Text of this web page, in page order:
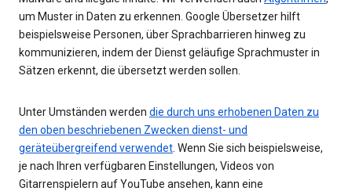
um Muster in Daten zu erkennen. Google Übersetzer hilft
beispielsweise Personen, über Sprachbarrieren hinweg zu
kommunizieren, indem der Dienst geläufige Sprachmuster in
Sätzen erkennt, die übersetzt werden sollen.
Unter Umständen werden die durch uns erhobenen Daten zu
den oben beschriebenen Zwecken dienst- und
geräteübergreifend verwendet . Wenn Sie sich beispielsweise,
je nach Ihren verfügbaren Einstellungen, Videos von
Gitarrenspielern auf YouTube ansehen, kann eine